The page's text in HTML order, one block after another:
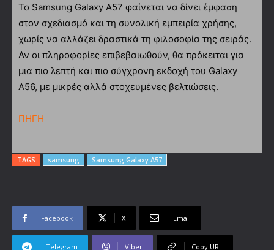
Το Samsung Galaxy A57 φαίνεται να δίνει έμφαση
στον σχεδιασμό και τη συνολική εμπειρία χρήσης,
χωρίς να αλλάζει δραστικά τη φιλοσοφία της σειράς.
Αν οι πληροφορίες επιβεβαιωθούν, θα πρόκειται για
μια πιο λεπτή και πιο σύγχρονη εκδοχή του Galaxy
A56, με μικρές αλλά στοχευμένες βελτιώσεις.
ΠΗΓΗ
TAGS samsung Samsung Galaxy A57
Facebook X Email
Telegram Viber Copy URL